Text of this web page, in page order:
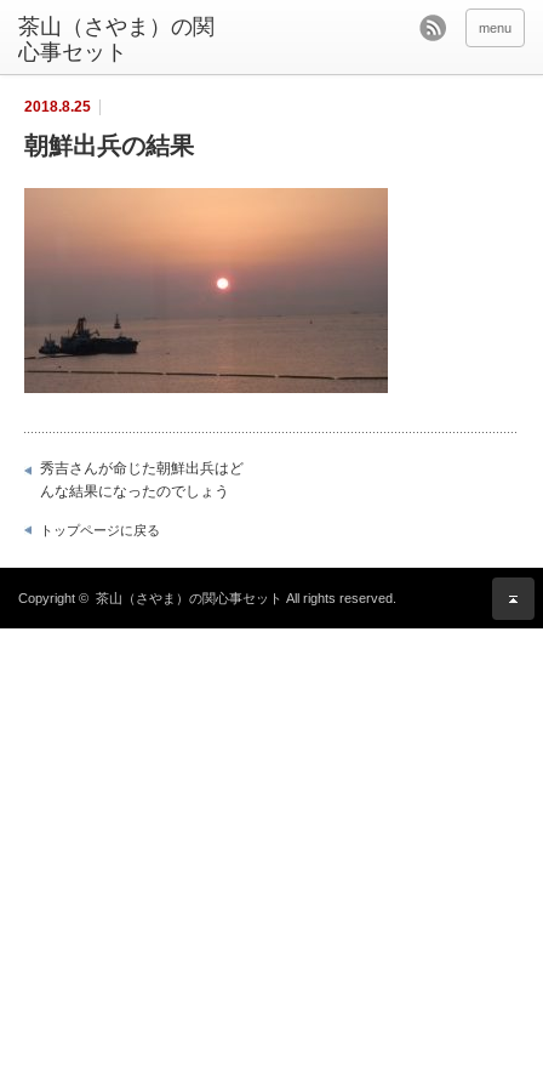
茶山（さやま）の関
心事セット
menu
2018.8.25
朝鮮出兵の結果
秀吉さんが命じた朝鮮出兵はど
んな結果になったのでしょう
トップページに戻る
Copyright © 茶山（さやま）の関心事セット All rights reserved.